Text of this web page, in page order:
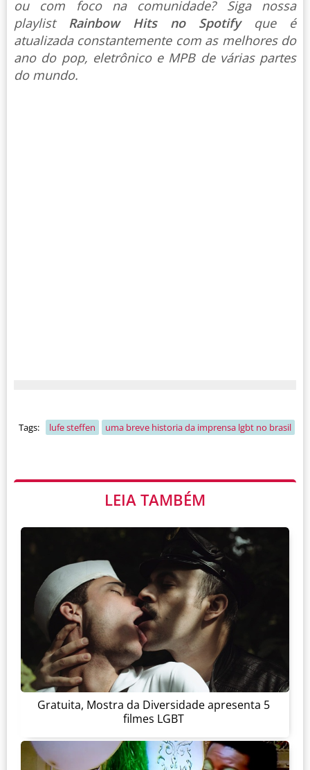
ou com foco na comunidade? Siga nossa
playlist Rainbow Hits no Spotify que é
atualizada constantemente com as melhores do
ano do pop, eletrônico e MPB de várias partes
do mundo.
Tags: lufe steffen uma breve historia da imprensa lgbt no brasil
LEIA TAMBÉM
Gratuita, Mostra da Diversidade apresenta 5
filmes LGBT